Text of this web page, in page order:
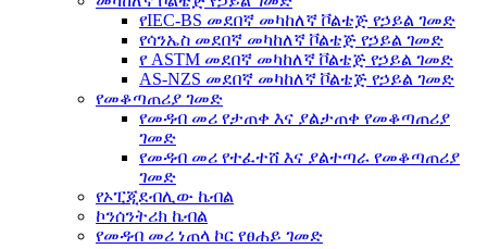
የIEC-BS መደበኛ መካከለኛ ቮልቴጅ የኃይል ገመድ
የሳንኤስ መደበኛ መካከለኛ ቮልቴጅ የኃይል ገመድ
የ ASTM መደበኛ መካከለኛ ቮልቴጅ የኃይል ገመድ
AS-NZS መደበኛ መካከለኛ ቮልቴጅ የኃይል ገመድ
የመቆጣጠሪያ ገመድ
የመዳብ መሪ የታጠቀ እና ያልታጠቀ የመቆጣጠሪያ
ገመድ
የመዳብ መሪ የተፈተሸ እና ያልተጣራ የመቆጣጠሪያ
ገመድ
የኦፒጂደብሊው ኬብል
ኮንሰንትሪክ ኬብል
የመዳብ መሪ ነጠላ ኮር የፀሐይ ገመድ